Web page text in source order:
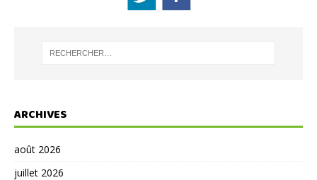
ARCHIVES
août 2026
juillet 2026